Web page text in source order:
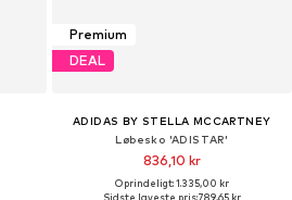
Premium
DEAL
ADIDAS BY STELLA MCCARTNEY
Løbesko 'ADISTAR'
836,10 kr
Oprindeligt: 1.335,00 kr
Sidste laveste pris:789,65 kr